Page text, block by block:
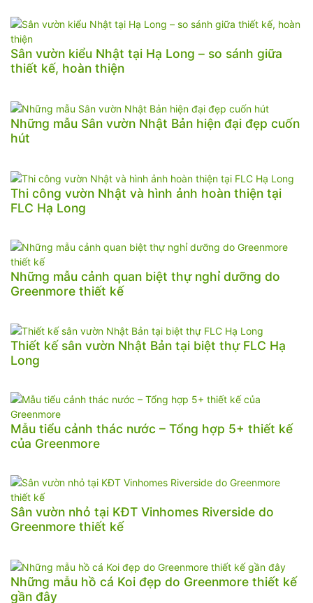
Sân vườn kiểu Nhật tại Hạ Long – so sánh giữa
thiết kế, hoàn thiện
Những mẫu Sân vườn Nhật Bản hiện đại đẹp cuốn
hút
Thi công vườn Nhật và hình ảnh hoàn thiện tại
FLC Hạ Long
Những mẫu cảnh quan biệt thự nghỉ dưỡng do
Greenmore thiết kế
Thiết kế sân vườn Nhật Bản tại biệt thự FLC Hạ
Long
Mẫu tiểu cảnh thác nước – Tổng hợp 5+ thiết kế
của Greenmore
Sân vườn nhỏ tại KĐT Vinhomes Riverside do
Greenmore thiết kế
Những mẫu hồ cá Koi đẹp do Greenmore thiết kế
gần đây